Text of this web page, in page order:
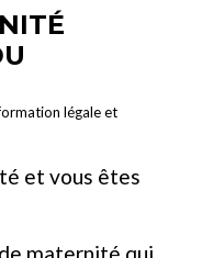
légale et
et vous êtes
maternité qui